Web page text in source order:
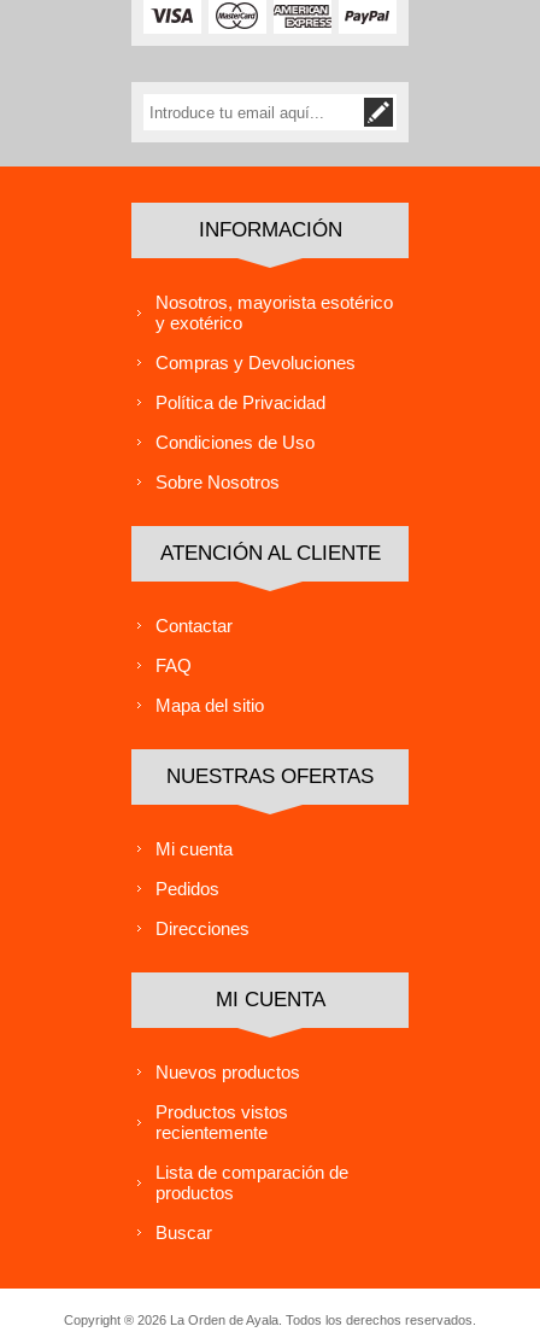
INFORMACIÓN
Nosotros, mayorista esotérico
y exotérico
Compras y Devoluciones
Política de Privacidad
Condiciones de Uso
Sobre Nosotros
ATENCIÓN AL CLIENTE
Contactar
FAQ
Mapa del sitio
NUESTRAS OFERTAS
Mi cuenta
Pedidos
Direcciones
MI CUENTA
Nuevos productos
Productos vistos
recientemente
Lista de comparación de
productos
Buscar
Copyright ® 2026 La Orden de Ayala. Todos los derechos reservados.